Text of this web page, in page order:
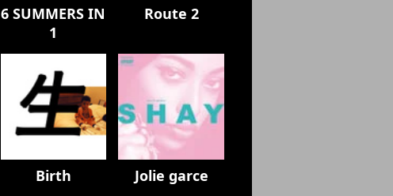
6 SUMMERS IN
1
Route 2
Birth Jolie garce